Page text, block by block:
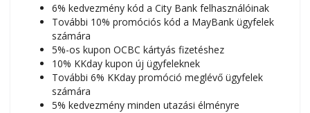
6% kedvezmény kód a City Bank felhasználóinak
További 10% promóciós kód a MayBank ügyfelek
számára
5%-os kupon OCBC kártyás fizetéshez
10% KKday kupon új ügyfeleknek
További 6% KKday promóció meglévő ügyfelek
számára
5% kedvezmény minden utazási élményre